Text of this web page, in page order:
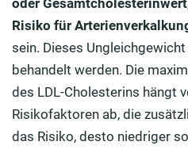
Risiko für
sein. Dieses
behandelt werden. Die
des LDL-Cholesterins hängt
Risikofaktoren ab, die
das Risiko, desto niedriger